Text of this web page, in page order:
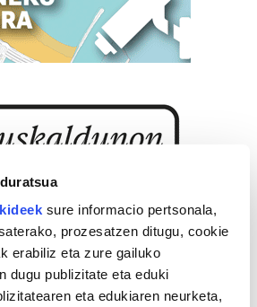
sure informacio pertsonala,
prozesatzen ditugu, cookie
erabiliz eta zure gailuko
dugu publizitate eta eduki
eta edukiaren neurketa,